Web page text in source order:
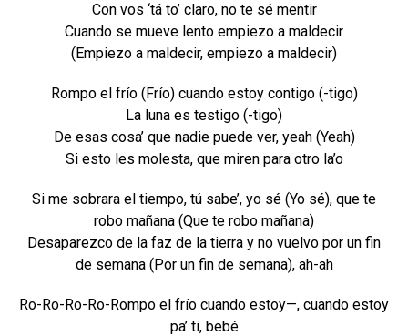
Con vos ‘tá to’ claro, no te sé mentir
Cuando se mueve lento empiezo a maldecir
(Empiezo a maldecir, empiezo a maldecir)
Rompo el frío (Frío) cuando estoy contigo (-tigo)
La luna es testigo (-tigo)
De esas cosa’ que nadie puede ver, yeah (Yeah)
Si esto les molesta, que miren para otro la’o
Si me sobrara el tiempo, tú sabe’, yo sé (Yo sé), que te
robo mañana (Que te robo mañana)
Desaparezco de la faz de la tierra y no vuelvo por un fin
de semana (Por un fin de semana), ah-ah
Ro-Ro-Ro-Ro-Rompo el frío cuando estoy—, cuando estoy
pa’ ti, bebé